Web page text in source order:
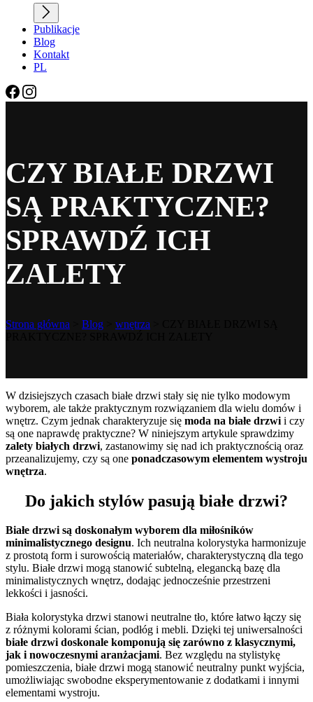
Publikacje
Blog
Kontakt
PL
CZY BIAŁE DRZWI
SĄ PRAKTYCZNE?
SPRAWDŹ ICH
ZALETY
Strona główna Blog wnętrza
W dzisiejszych czasach białe drzwi stały się nie tylko modowym
wyborem, ale także praktycznym rozwiązaniem dla wielu domów i
wnętrz. Czym jednak charakteryzuje się moda na białe drzwi i czy
są one naprawdę praktyczne? W niniejszym artykule sprawdzimy
zalety białych drzwi, zastanowimy się nad ich praktycznością oraz
przeanalizujemy, czy są one ponadczasowym elementem wystroju
wnętrza.
Do jakich stylów pasują białe drzwi?
Białe drzwi są doskonałym wyborem dla miłośników
minimalistycznego designu. Ich neutralna kolorystyka harmonizuje
z prostotą form i surowością materiałów, charakterystyczną dla tego
stylu. Białe drzwi mogą stanowić subtelną, elegancką bazę dla
minimalistycznych wnętrz, dodając jednocześnie przestrzeni
lekkości i jasności.
Biała kolorystyka drzwi stanowi neutralne tło, które łatwo łączy się
z różnymi kolorami ścian, podłóg i mebli. Dzięki tej uniwersalności
białe drzwi doskonale komponują się zarówno z klasycznymi,
jak i nowoczesnymi aranżacjami. Bez względu na stylistykę
pomieszczenia, białe drzwi mogą stanowić neutralny punkt wyjścia,
umożliwiając swobodne eksperymentowanie z dodatkami i innymi
elementami wystroju.